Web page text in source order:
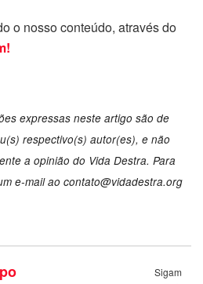
o nosso conteúdo, através do
expressas neste artigo são de
respectivo(s) autor(es), e não
a opinião do Vida Destra. Para
e-mail ao contato@vidadestra.org
Sigam